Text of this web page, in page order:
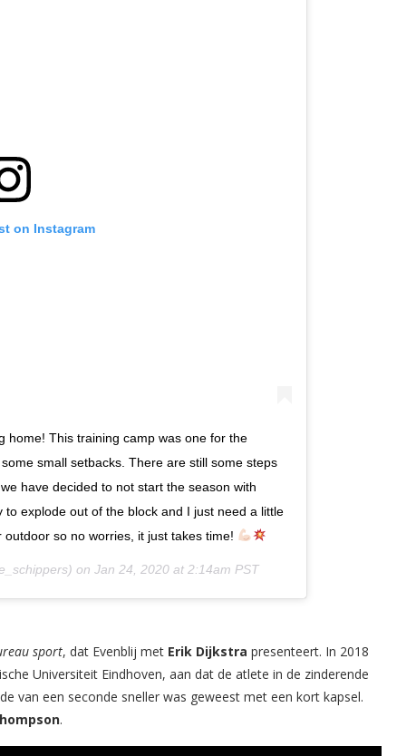
on Instagram
home! This training camp was one for the
small setbacks. There are still some steps
have decided to not start the season with
explode out of the block and I just need a little
so no worries, it just takes time!
on Jan 24, 2020 at 2:14am PST
sport, dat Evenblij met Erik Dijkstra presenteert. In 2018
Universiteit Eindhoven, aan dat de atlete in de zinderende
van een seconde sneller was geweest met een kort kapsel.
.